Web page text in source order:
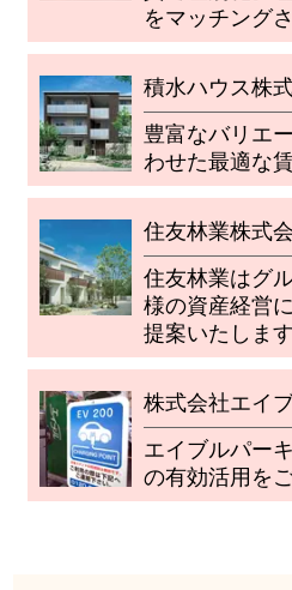
をマッチング
積水ハウス株
豊富なバリエ
わせた最適な
住友林業株式
住友林業はグ
様の資産経営
提案いたします
株式会社エイ
エイブルパー
の有効活用を